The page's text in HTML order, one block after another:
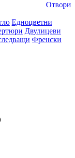
Отвори
Едноцветни
Двулицеви
Френски